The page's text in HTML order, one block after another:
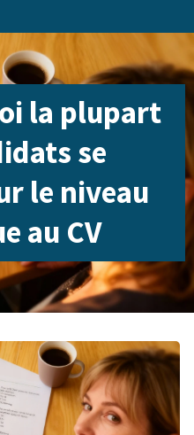
la plupart
se
le niveau
au CV